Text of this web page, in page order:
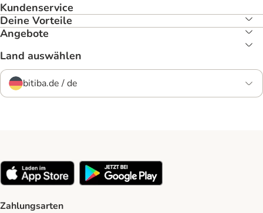
Kundenservice
Deine Vorteile
Angebote
Land auswählen
bitiba.de / de
Zahlungsarten